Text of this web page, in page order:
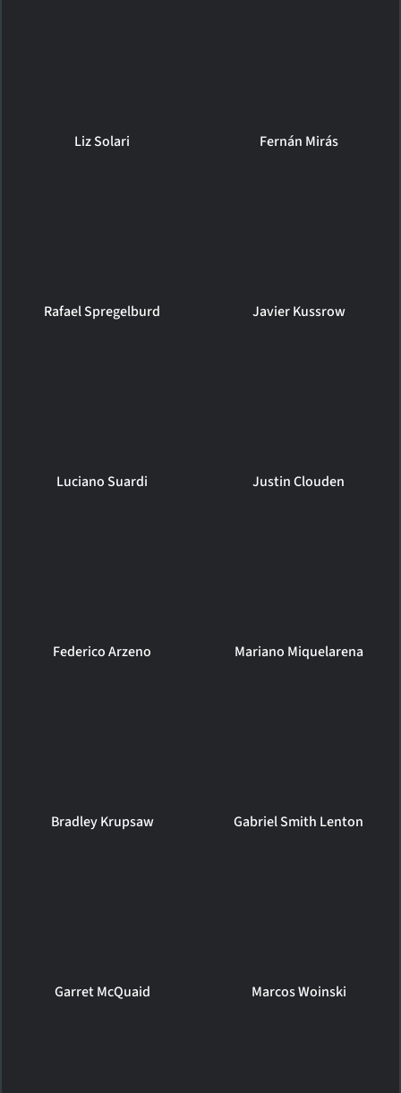
Liz Solari Fernán Mirás
Rafael Spregelburd Javier Kussrow
Luciano Suardi Justin Clouden
Federico Arzeno Mariano Miquelarena
Bradley Krupsaw Gabriel Smith Lenton
Garret McQuaid Marcos Woinski